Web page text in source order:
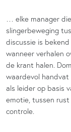
… elke manager
slingerbeweging
discussie is
wanneer verhalen
de krant halen.
waardevol
als leider op basis
emotie, tussen
controle.